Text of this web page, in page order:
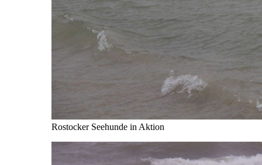
Rostocker Seehunde in Aktion